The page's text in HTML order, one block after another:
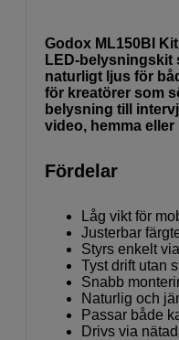
Godox ML150BI
LED-belysningskit
naturligt ljus för
för kreatörer som
belysning till
video, hemma
Fördelar
Låg vikt för
Justerbar
Styrs enkelt
Tyst drift utan
Snabb
Naturlig och
Passar både
Drivs via